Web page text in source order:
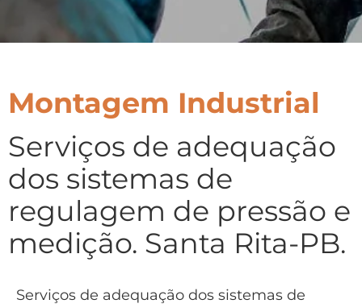
Montagem Industrial
Serviços de adequação
dos sistemas de
regulagem de pressão e
medição. Santa Rita-PB.
Serviços de adequação dos sistemas de